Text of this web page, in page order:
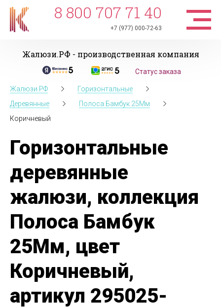
8 800 707 71 40
+7 (977) 000-72-63
Жалюзи.РФ - производственная компания
Статус заказа
Жалюзи.РФ
Горизонтальные
Деревянные
Полоса Бамбук 25Мм
Коричневый
Горизонтальные
деревянные
жалюзи, коллекция
Полоса Бамбук
25Мм, цвет
Коричневый,
артикул 295025-